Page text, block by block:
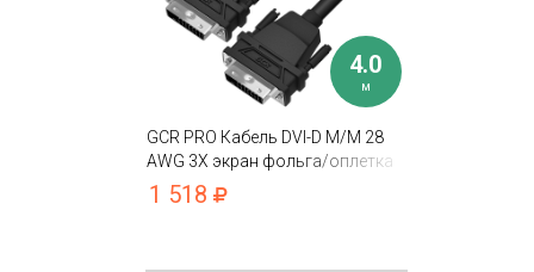
4.0
м
GCR PRO Кабель DVI-D M/M 28
AWG 3Х экран фольга/оплетка
1 518